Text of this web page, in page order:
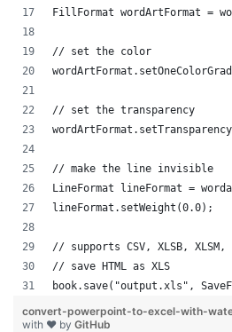
FillFormat wordArtFormat =
// set the color
// set the transparency
// make the line invisible
LineFormat lineFormat =
lineFormat.setWeight(0.0);
// supports CSV, XLSB, XLSM,
// save HTML as XLS
book.save("output.xls",
convert-powerpoint-to-excel-with-
with ❤ by GitHub